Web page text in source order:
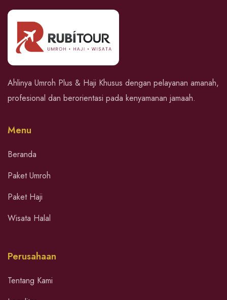
Ahlinya Umroh Plus & Haji Khusus dengan pelayanan amanah,
profesional dan berorientasi pada kenyamanan jamaah.
Menu
Beranda
Paket Umroh
Paket Haji
Wisata Halal
Perusahaan
Tentang Kami